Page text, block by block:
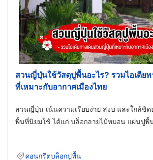
สวนญี่ปุ่นใช้วัสดุปูพื้นอะไร? รวมไอเดีย
ที่เหมาะกับอากาศเมืองไทย
สวนญี่ปุ่น เน้นความเรียบง่าย สงบ และใกล้ชิ
พื้นที่นิยมใช้ ได้แก่ บล็อกลายไม้หมอน แผ่นปูพื้
คอนกรีตบล็อกปูพื้น